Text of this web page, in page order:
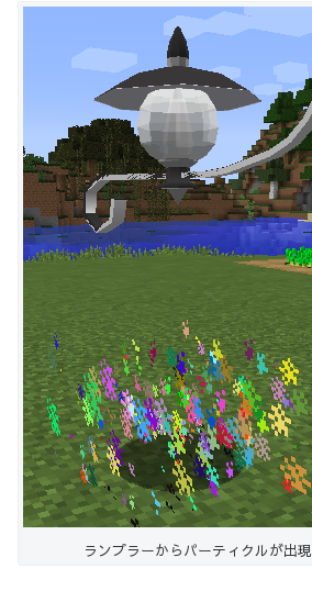
ランプラーからパーティクルが出現